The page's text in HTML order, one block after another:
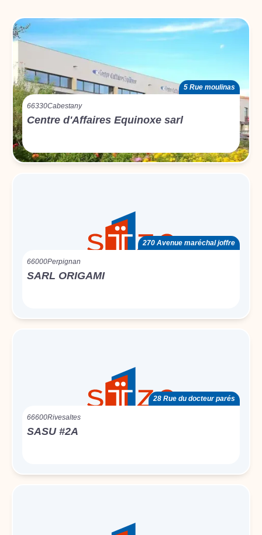
5 Rue moulinas
66330Cabestany
Centre d'Affaires Equinoxe sarl
270 Avenue maréchal joffre
66000Perpignan
SARL ORIGAMI
28 Rue du docteur parés
66600Rivesaltes
SASU #2A